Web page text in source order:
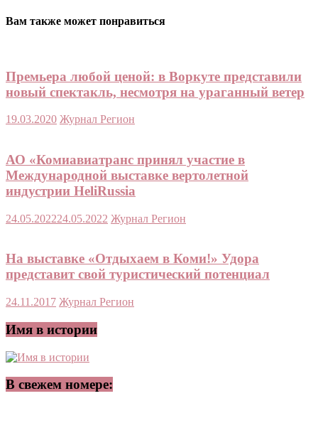
Вам также может понравиться
Премьера любой ценой: в Воркуте представили
новый спектакль, несмотря на ураганный ветер
19.03.2020 Журнал Регион
АО «Комиавиатранс принял участие в
Международной выставке вертолетной
индустрии HeliRussia
24.05.202224.05.2022 Журнал Регион
На выставке «Отдыхаем в Коми!» Удора
представит свой туристический потенциал
24.11.2017 Журнал Регион
Имя в истории
В свежем номере: